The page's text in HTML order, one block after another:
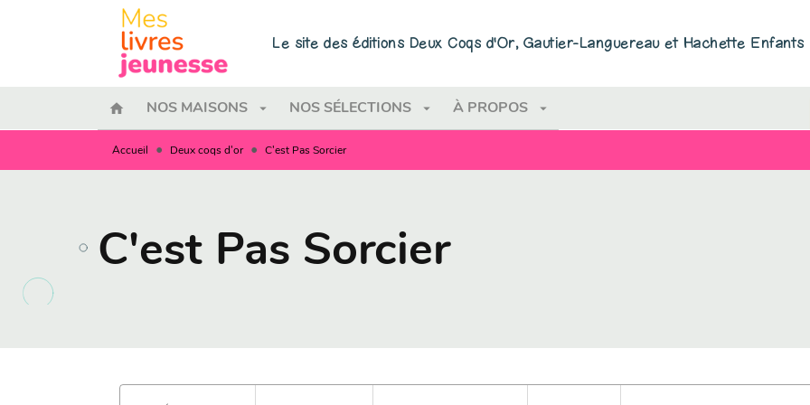
MENU
Le site des éditions Deux Coqs d'Or, Gautier-Languereau et Hachette Enfants
home NOS MAISONS arrow_drop_down NOS SÉLECTIONS arrow_drop_down À PROPOS arrow_drop_down
Accueil • Deux coqs d'or • C'est Pas Sorcier
C'est Pas Sorcier